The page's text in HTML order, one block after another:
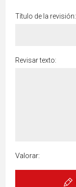
Título de la revisión:
Revisar texto:
Valorar: